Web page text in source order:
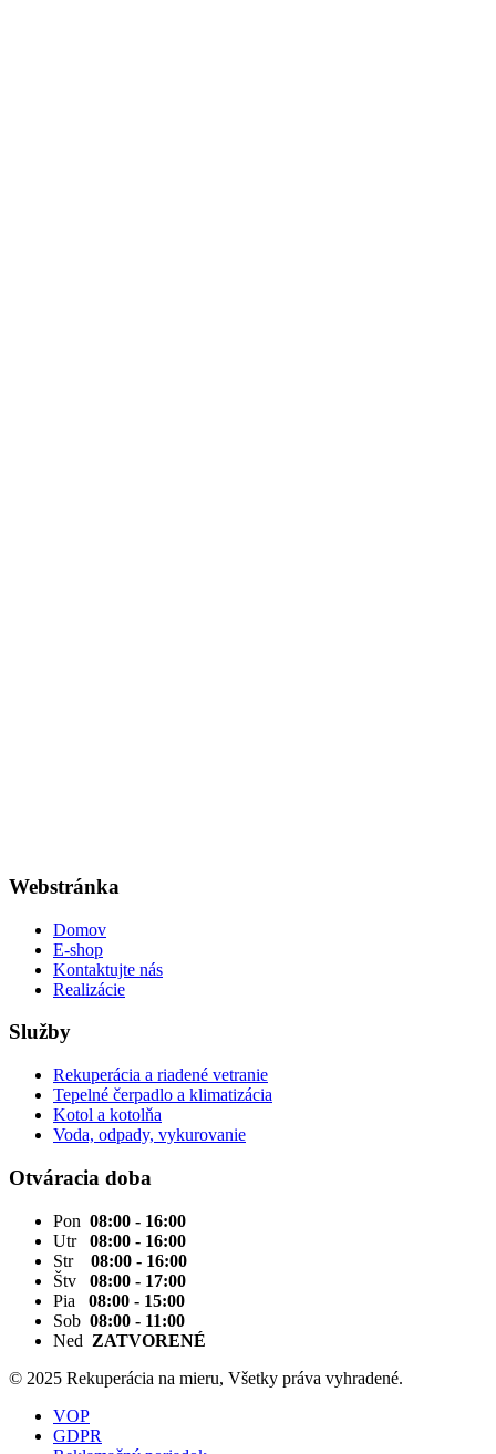
Webstránka
Domov
E-shop
Kontaktujte nás
Realizácie
Služby
Rekuperácia a riadené vetranie
Tepelné čerpadlo a klimatizácia
Kotol a kotolňa
Voda, odpady, vykurovanie
Otváracia doba
Pon 08:00 - 16:00
Utr 08:00 - 16:00
Str 08:00 - 16:00
Štv 08:00 - 17:00
Pia 08:00 - 15:00
Sob 08:00 - 11:00
Ned ZATVORENÉ
© 2025 Rekuperácia na mieru, Všetky práva vyhradené.
VOP
GDPR